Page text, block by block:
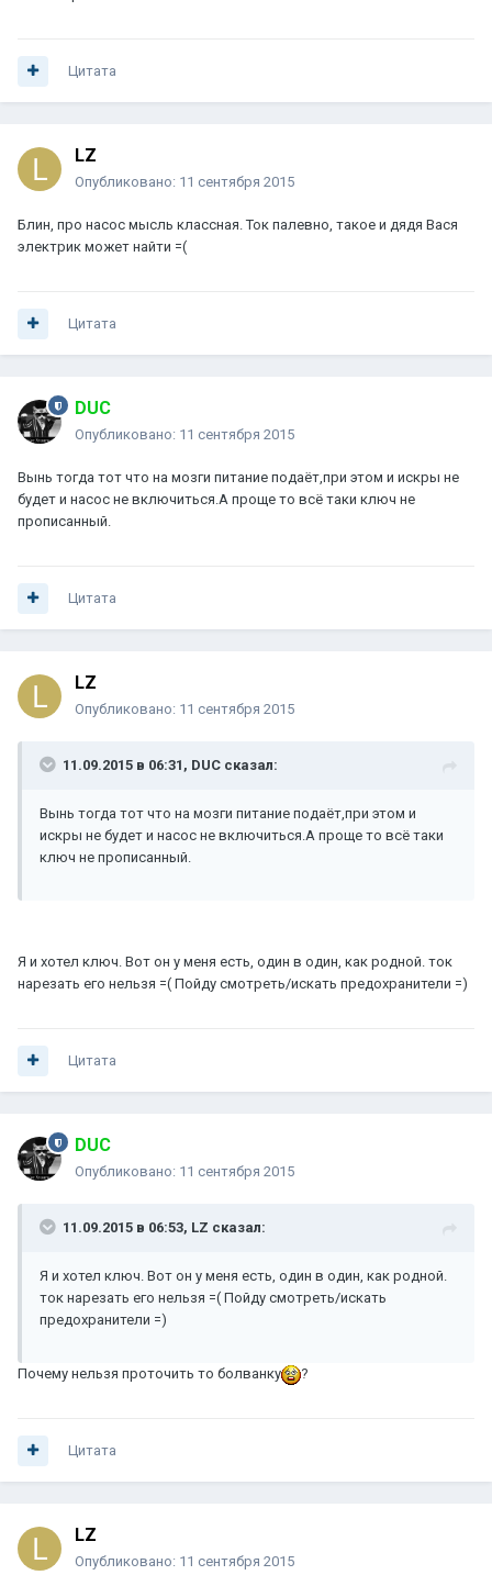
Цитата
LZ
Опубликовано: 11 сентября 2015
Блин, про насос мысль классная. Ток палевно, такое и дядя Вася
электрик может найти =(
Цитата
DUC
Опубликовано: 11 сентября 2015
Вынь тогда тот что на мозги питание подаёт,при этом и искры не
будет и насос не включиться.А проще то всё таки ключ не
прописанный.
Цитата
LZ
Опубликовано: 11 сентября 2015
11.09.2015 в 06:31, DUC сказал:
Вынь тогда тот что на мозги питание подаёт,при этом и
искры не будет и насос не включиться.А проще то всё таки
ключ не прописанный.
Я и хотел ключ. Вот он у меня есть, один в один, как родной. ток
нарезать его нельзя =( Пойду смотреть/искать предохранители =)
Цитата
DUC
Опубликовано: 11 сентября 2015
11.09.2015 в 06:53, LZ сказал:
Я и хотел ключ. Вот он у меня есть, один в один, как родной.
ток нарезать его нельзя =( Пойду смотреть/искать
предохранители =)
Почему нельзя проточить то болванку ?
Цитата
LZ
Опубликовано: 11 сентября 2015